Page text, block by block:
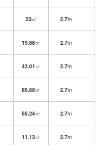
23㎡ 2.7m
19.88㎡ 2.7m
42.01㎡ 2.7m
85.68㎡ 2.7m
55.24㎡ 2.7m
11.13㎡ 2.7m